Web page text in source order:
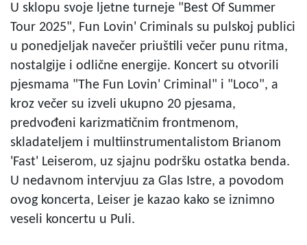
U sklopu svoje ljetne turneje "Best Of Summer
Tour 2025", Fun Lovin' Criminals su pulskoj publici
u ponedjeljak navečer priuštili večer punu ritma,
nostalgije i odlične energije. Koncert su otvorili
pjesmama "The Fun Lovin' Criminal" i "Loco", a
kroz večer su izveli ukupno 20 pjesama,
predvođeni karizmatičnim frontmenom,
skladateljem i multiinstrumentalistom Brianom
'Fast' Leiserom, uz sjajnu podršku ostatka benda.
U nedavnom intervjuu za Glas Istre, a povodom
ovog koncerta, Leiser je kazao kako se iznimno
veseli koncertu u Puli.